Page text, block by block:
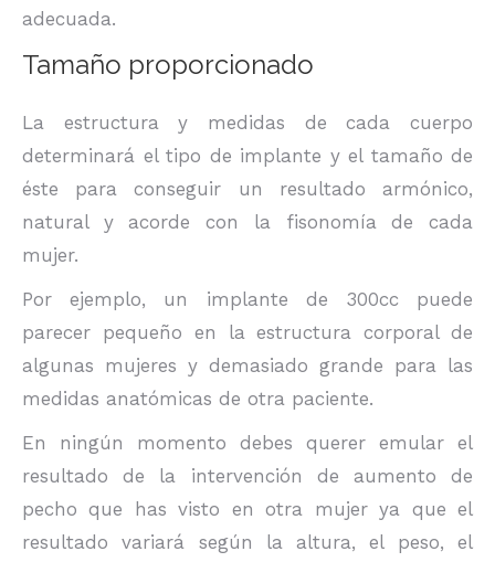
adecuada.
Tamaño proporcionado
La estructura y medidas de cada cuerpo
determinará el tipo de implante y el tamaño de
éste para conseguir un resultado armónico,
natural y acorde con la fisonomía de cada
mujer.
Por ejemplo, un implante de 300cc puede
parecer pequeño en la estructura corporal de
algunas mujeres y demasiado grande para las
medidas anatómicas de otra paciente.
En ningún momento debes querer emular el
resultado de la intervención de aumento de
pecho que has visto en otra mujer ya que el
resultado variará según la altura, el peso, el